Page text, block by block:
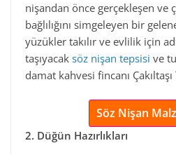
nişandan önce gerçekleşen
bağlılığını simgeleyen bir
yüzükler takılır ve evlilik için
taşıyacak söz nişan tepsisi ve
damat kahvesi fincanı Çakıltaşı
Söz Nişan
2. Düğün Hazırlıkları